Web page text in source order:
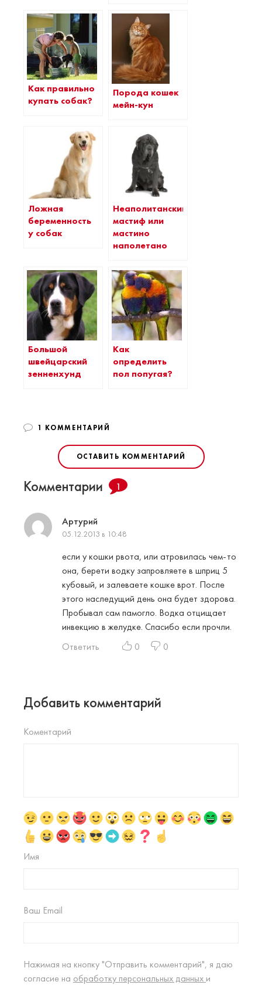
Как правильно
купать собак?
Порода кошек
мейн-кун
Ложная
беременность
у собак
Неаполитанский
мастиф или
мастино
наполетано
Большой
швейцарский
зенненхунд
Как
определить
пол попугая?
1 КОММЕНТАРИЙ
ОСТАВИТЬ КОММЕНТАРИЙ
Комментарии 1
Артурий
05.12.2013 в 10:48
если у кошки рвота, или атровилась чем-то
она, берети водку запровляете в шприц 5
кубовый, и залеваете кошке врот. После
этого наследущий день она будет здорова.
Пробывал сам памогло. Водка отцищает
инвекцию в желудке. Спасибо если прочли.
Ответить
0 0
Добавить комментарий
Коментарий
Имя
Ваш Email
Нажимая на кнопку "Отправить комментарий", я даю
согласие на обработку персональных данных и